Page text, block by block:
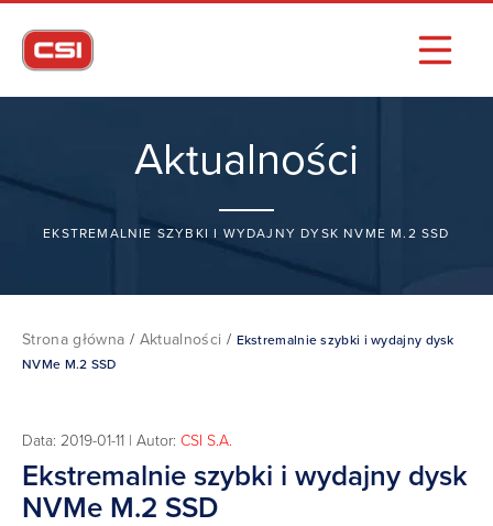
Aktualności
EKSTREMALNIE SZYBKI I WYDAJNY DYSK NVME M.2 SSD
Strona główna / Aktualności / Ekstremalnie szybki i wydajny dysk
NVMe M.2 SSD
Data: 2019-01-11 | Autor: CSI S.A.
Ekstremalnie szybki i wydajny dysk
NVMe M.2 SSD